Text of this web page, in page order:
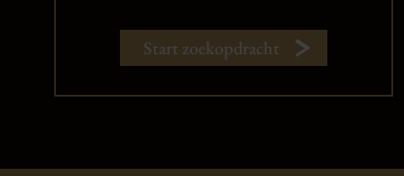
Start zoekopdracht